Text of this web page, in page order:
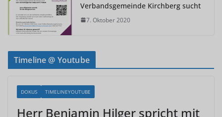
Verbandsgemeinde Kirchberg sucht
7. Oktober 2020
Timeline @ Youtube
DOKUS TIMELINEYOUTUBE
Herr Benjamin Hilger spricht mit